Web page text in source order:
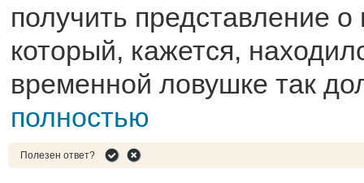
получить представление о
который, кажется,
временной ловушке так
полностью
Полезен ответ?